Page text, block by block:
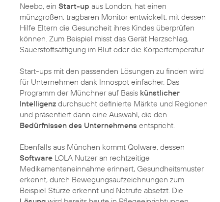
Neebo, ein Start-up aus London, hat einen
münzgroßen, tragbaren Monitor entwickelt, mit dessen
Hilfe Eltern die Gesundheit ihres Kindes überprüfen
können. Zum Beispiel misst das Gerät Herzschlag,
Sauerstoffsättigung im Blut oder die Körpertemperatur.
Start-ups mit den passenden Lösungen zu finden wird
für Unternehmen dank Innospot einfacher. Das
Programm der Münchner auf Basis künstlicher
Intelligenz durchsucht definierte Märkte und Regionen
und präsentiert dann eine Auswahl, die den
Bedürfnissen des Unternehmens entspricht.
Ebenfalls aus München kommt Qolware, dessen
Software LOLA Nutzer an rechtzeitige
Medikamenteneinnahme erinnert, Gesundheitsmuster
erkennt, durch Bewegungsaufzeichnungen zum
Beispiel Stürze erkennt und Notrufe absetzt. Die